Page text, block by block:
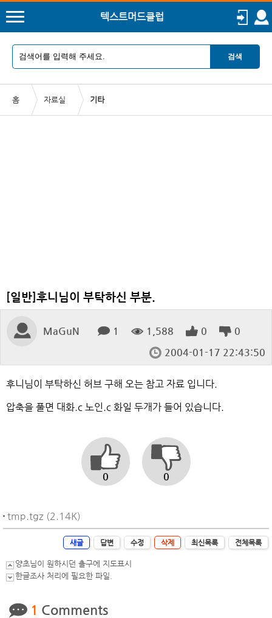
텍스트머드클럽
검색
홈 자료실 기타
[일반]후니님이 부탁하신 부분.
MaGuN 1 1,588 0
0
2004-01-17 22:43:50
후니님이 부탁하신 허브 구해 오는 참고 자료 입니다.
압축을 풀면 대화.c 노인.c 화일 두개가 들어 있습니다.
0 0
tmp.tgz (2.14K)
새글 답변 수정 삭제 최신목록 전체목록
양초님이 원하시던 출구에 지도표시
한글조사 처리에 필요한 파일.
1 Comments